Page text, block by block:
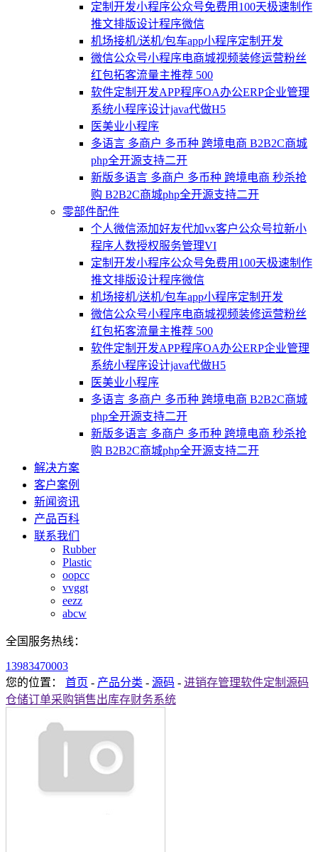
定制开发小程序公众号免费用100天极速制作
推文排版设计程序微信
机场接机/送机/包车app小程序定制开发
微信公众号小程序电商城视频装修运营粉丝
红包拓客流量主推荐 500
软件定制开发APP程序OA办公ERP企业管理
系统小程序设计java代做H5
医美业小程序
多语言 多商户 多币种 跨境电商 B2B2C商城
php全开源支持二开
新版多语言 多商户 多币种 跨境电商 秒杀抢
购 B2B2C商城php全开源支持二开
零部件配件
个人微信添加好友代加vx客户公众号拉新小
程序人数授权服务管理VI
定制开发小程序公众号免费用100天极速制作
推文排版设计程序微信
机场接机/送机/包车app小程序定制开发
微信公众号小程序电商城视频装修运营粉丝
红包拓客流量主推荐 500
软件定制开发APP程序OA办公ERP企业管理
系统小程序设计java代做H5
医美业小程序
多语言 多商户 多币种 跨境电商 B2B2C商城
php全开源支持二开
新版多语言 多商户 多币种 跨境电商 秒杀抢
购 B2B2C商城php全开源支持二开
解决方案
客户案例
新闻资讯
产品百科
联系我们
Rubber
Plastic
oopcc
vvggt
eezz
abcw
全国服务热线：
13983470003
您的位置：
首页 - 产品分类 - 源码 - 进销存管理软件定制源码
仓储订单采购销售出库存财务系统